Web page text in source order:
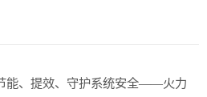
能、提效、守护系统安全——火力